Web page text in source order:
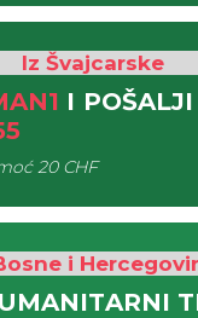
Iz Švajcarske
I POŠALJI
20 CHF
i